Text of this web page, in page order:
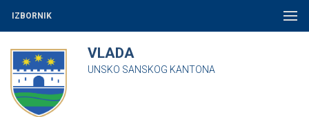
IZBORNIK
VLADA
UNSKO SANSKOG KANTONA